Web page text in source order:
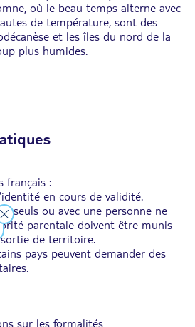
où le beau temps alterne avec
de température, sont des
et les îles du nord de la
plus humides.
français :
en cours de validité.
seuls ou avec une personne ne
parentale doivent être munis
de territoire.
pays peuvent demander des
sur les formalités